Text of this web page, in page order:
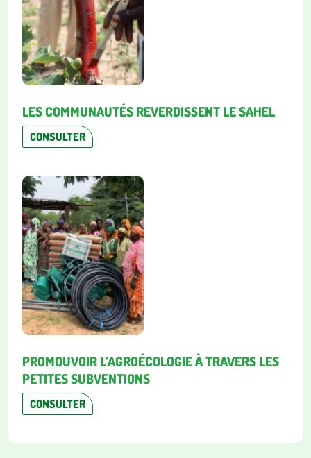
LES COMMUNAUTÉS REVERDISSENT LE SAHEL
CONSULTER
PROMOUVOIR L’AGROÉCOLOGIE À TRAVERS LES
PETITES SUBVENTIONS
CONSULTER